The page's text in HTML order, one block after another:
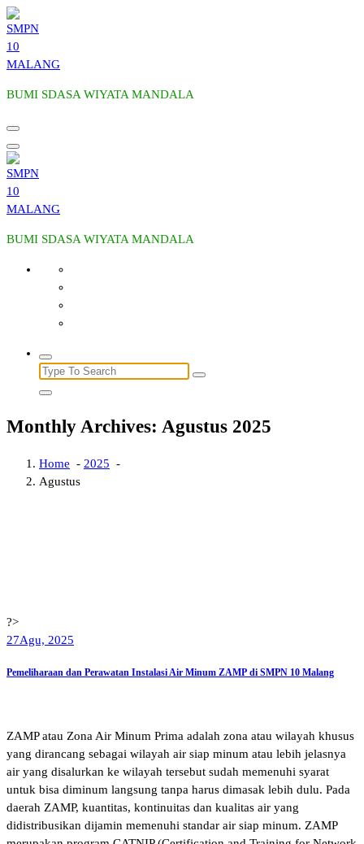
Skip
to
content
BUMI SDASA WIYATA MANDALA
BUMI SDASA WIYATA MANDALA
Search
for:
Monthly Archives: Agustus 2025
Home - 2025 -
Agustus
?>
27Agu, 2025
Pemeliharaan dan Perawatan Instalasi Air Minum ZAMP di SMPN 10 Malang
ZAMP atau Zona Air Minum Prima adalah zona atau wilayah khusus
yang dirancang sebagai wilayah air siap minum atau lebih jelasnya
air yang disalurkan ke wilayah tersebut sudah memenuhi syarat
untuk bisa diminum langsung tanpa harus dimasak lebih dulu. Pada
daerah ZAMP, kuantitas, kontinuitas dan kualitas air yang
didistribusikan dijamin memenuhi standar air siap minum. ZAMP